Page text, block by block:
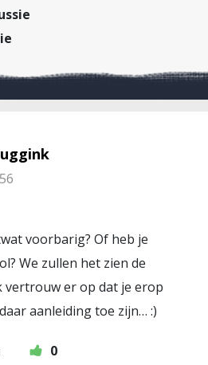
voorbarig? Of heb je
We zullen het zien de
vertrouw er op dat je erop
aanleiding toe zijn… :)
0